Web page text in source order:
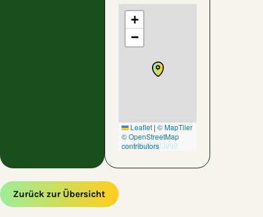
+
−
Leaflet | © MapTiler
© OpenStreetMap
contributors
Zurück zur Übersicht